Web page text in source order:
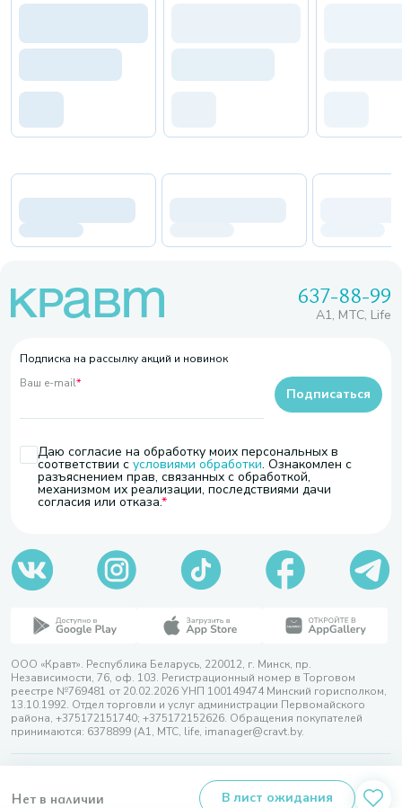
Нет в наличии В лист ожидания
637-88-99
A1, МТС, Life
Подписка на рассылку акций и новинок
Ваш e-mail*
Даю согласие на обработку моих персональных в
соответствии с условиями обработки. Ознакомлен с
разъяснением прав, связанных с обработкой,
механизмом их реализации, последствиями дачи
согласия или отказа.
Подписаться
ООО «Кравт». Республика Беларусь, 220012, г. Минск, пр.
Независимости, 76, оф. 103. Регистрационный номер в Торговом
реестре №769481 от 20.02.2026 УНП 100149474 Минский горисполком,
13.10.1992. Отдел торговли и услуг администрации Первомайского
района, +375172151740; +375172152626. Обращения покупателей
принимаются: 6378899 (А1, МТС, life, imanager@cravt.by.
Разработка сайта — SLAM